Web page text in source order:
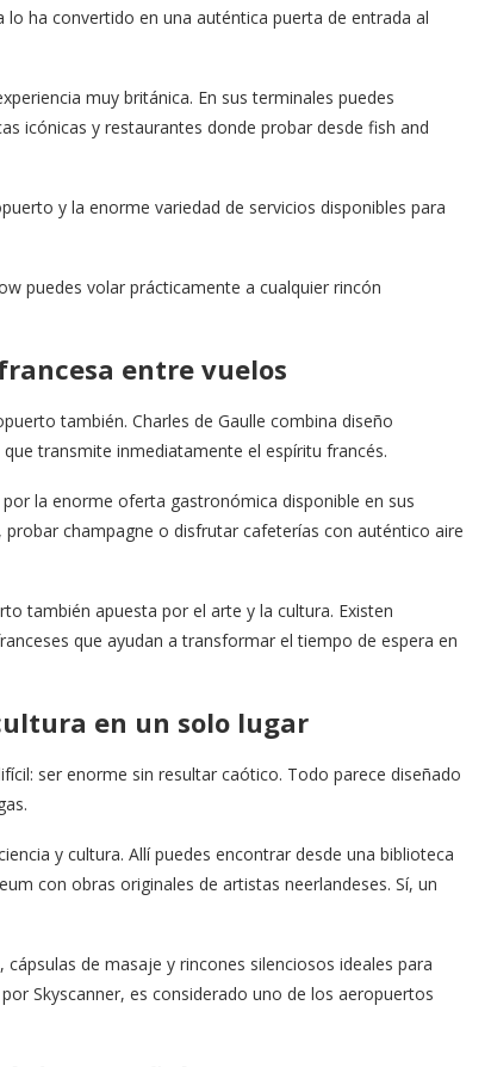
ha convertido en una auténtica puerta de entrada al
muy británica. En sus terminales puedes
icónicas y restaurantes donde probar desde fish and
y la enorme variedad de servicios disponibles para
puedes volar prácticamente a cualquier rincón
entre vuelos
también. Charles de Gaulle combina diseño
transmite inmediatamente el espíritu francés.
la enorme oferta gastronómica disponible en sus
champagne o disfrutar cafeterías con auténtico aire
también apuesta por el arte y la cultura. Existen
que ayudan a transformar el tiempo de espera en
en un solo lugar
ser enorme sin resultar caótico. Todo parece diseñado
y cultura. Allí puedes encontrar desde una biblioteca
con obras originales de artistas neerlandeses. Sí, un
de masaje y rincones silenciosos ideales para
Skyscanner, es considerado uno de los aeropuertos